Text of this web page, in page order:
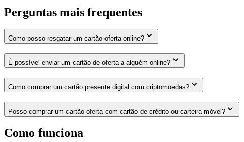
Perguntas mais frequentes
Como posso resgatar um cartão-oferta online?
É possível enviar um cartão de oferta a alguém online?
Como comprar um cartão presente digital com criptomoedas?
Posso comprar um cartão-oferta com cartão de crédito ou carteira móvel?
Como funciona